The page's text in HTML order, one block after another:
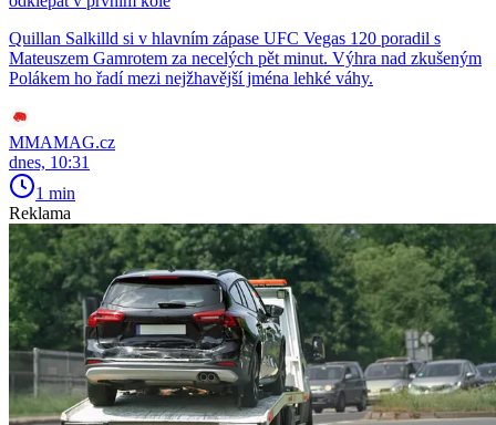
Quillan Salkilld si v hlavním zápase UFC Vegas 120 poradil s
Mateuszem Gamrotem za necelých pět minut. Výhra nad zkušeným
Polákem ho řadí mezi nejžhavější jména lehké váhy.
MMAMAG.cz
dnes, 10:31
1 min
Reklama